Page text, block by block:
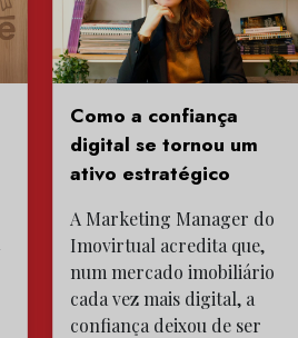
Como a confiança
digital se tornou um
ativo estratégico
A Marketing Manager do
Imovirtual acredita que,
num mercado imobiliário
cada vez mais digital, a
confiança deixou de ser